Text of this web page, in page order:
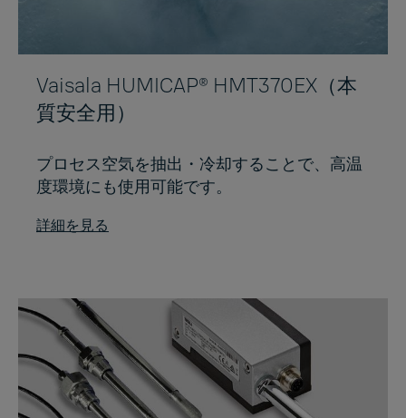
Vaisala HUMICAP® HMT370EX（本
質安全用）
プロセス空気を抽出・冷却することで、高温
度環境にも使用可能です。
詳細を見る